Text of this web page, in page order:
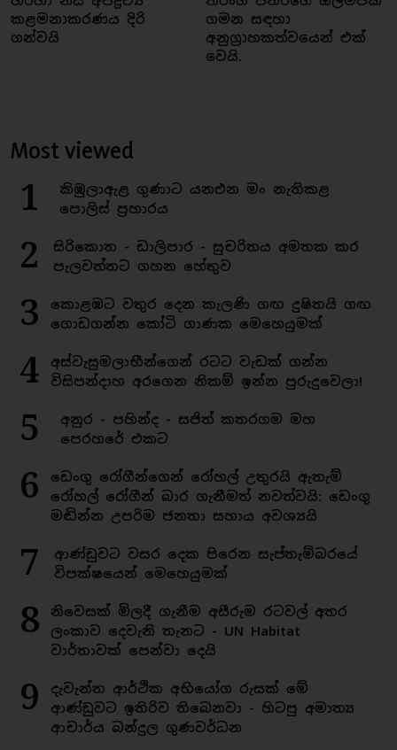
කළමනාකරණය දිරි
ගන්වයි
ගමන සඳහා
අනුග්‍රාහකත්වයෙන් එක්
වෙයි.
Most viewed
1
කිඹුලාඇළ ගුණාට යනඑන මං නැතිකළ
පොලිස් ප්‍රහාරය
2
සිරිකොත - ඩාලිපාර - සුචරිතය අමතක කර
පැලවත්තට ගහන හේතුව
3
කොළඹට වතුර දෙන කැලණි ගඟ දුෂිතයි ගඟ
ගොඩගන්න කෝටි ගාණක මෙහෙයුමක්
4
අස්වැසුමලාභීන්ගෙන් රටට වැඩක් ගන්න
විසිපන්දාහ අරගෙන නිකම් ඉන්න පුරුදුවෙලා!
5
අනුර - පහින්ද - සජිත් කතරගම මහ
පෙරහරේ එකට
6
ඩෙංගු රෝගීන්ගෙන් රෝහල් උතුරයි ඇතැම්
රෝහල් රෝගීන් බාර ගැනීමත් නවත්වයි: ඩෙංගු
මඬින්න උපරිම ජනතා සහාය අවශ්‍යයි
7
ආණ්ඩුවට වසර දෙක පිරෙන සැප්තැම්බරයේ
විපක්ෂයෙන් මෙහෙයුමක්
8
නිවෙසක් මිලදී ගැනීම අසීරුම රටවල් අතර
ලංකාව දෙවැනි තැනට - UN Habitat
වාර්තාවක් පෙන්වා දෙයි
9
දැවැන්ත ආර්ථික අභියෝග රුසක් මේ
ආණ්ඩුවට ඉතිරිව තිබෙනවා - හිටපු අමාත්‍ය
ආචාර්ය බන්දුල ගුණවර්ධන